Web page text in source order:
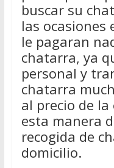
buscar su
las ocasiones
le pagaran
chatarra, ya
personal y
chatarra
al precio de
esta manera
recogida de
domicilio.